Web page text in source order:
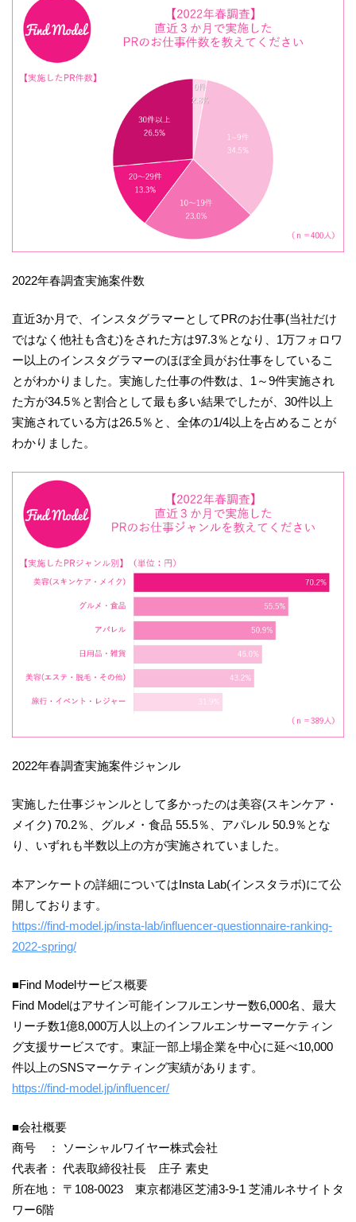
2022年春調査実施案件数
直近3か月で、インスタグラマーとしてPRのお仕事(当社だけ
ではなく他社も含む)をされた方は97.3％となり、1万フォロワ
ー以上のインスタグラマーのほぼ全員がお仕事をしているこ
とがわかりました。実施した仕事の件数は、1～9件実施され
た方が34.5％と割合として最も多い結果でしたが、30件以上
実施されている方は26.5％と、全体の1/4以上を占めることが
わかりました。
2022年春調査実施案件ジャンル
実施した仕事ジャンルとして多かったのは美容(スキンケア・
メイク) 70.2％、グルメ・食品 55.5％、アパレル 50.9％とな
り、いずれも半数以上の方が実施されていました。
本アンケートの詳細についてはInsta Lab(インスタラボ)にて公
開しております。
https://find-model.jp/insta-lab/influencer-questionnaire-ranking-
2022-spring/
■Find Modelサービス概要
Find Modelはアサイン可能インフルエンサー数6,000名、最大
リーチ数1億8,000万人以上のインフルエンサーマーケティン
グ支援サービスです。東証一部上場企業を中心に延べ10,000
件以上のSNSマーケティング実績があります。
https://find-model.jp/influencer/
■会社概要
商号 ： ソーシャルワイヤー株式会社
代表者： 代表取締役社長 庄子 素史
所在地： 〒108-0023 東京都港区芝浦3-9-1 芝浦ルネサイトタ
ワー6階